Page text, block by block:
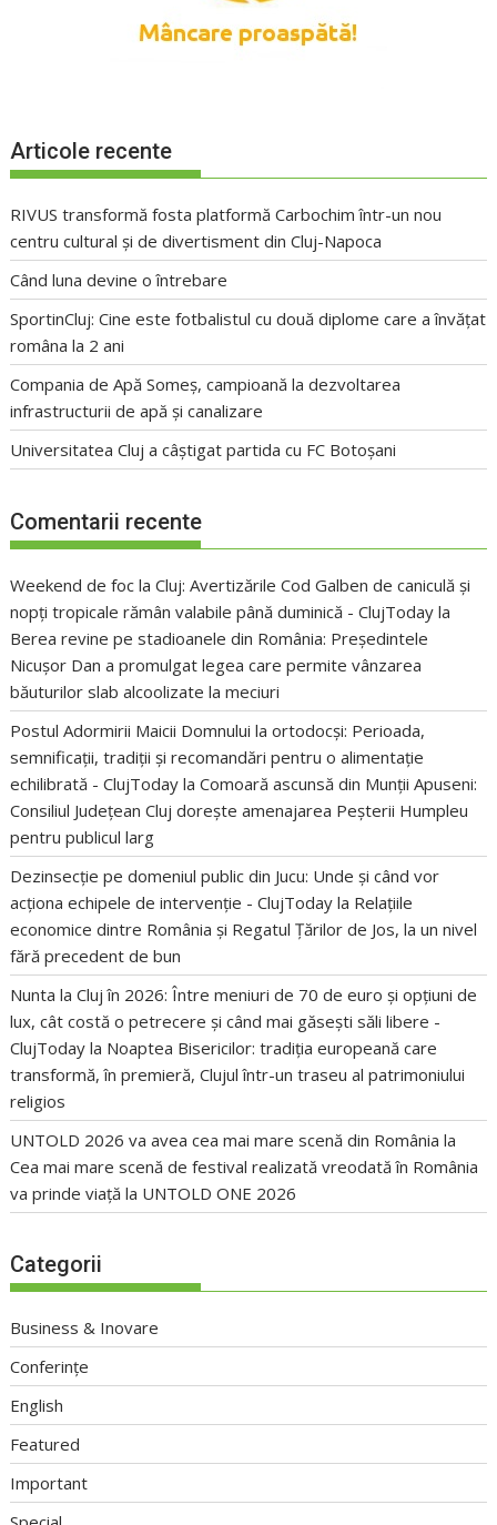
Articole recente
RIVUS transformă fosta platformă Carbochim într-un nou
centru cultural și de divertisment din Cluj-Napoca
Când luna devine o întrebare
SportinCluj: Cine este fotbalistul cu două diplome care a învățat
româna la 2 ani
Compania de Apă Someș, campioană la dezvoltarea
infrastructurii de apă și canalizare
Universitatea Cluj a câștigat partida cu FC Botoșani
Comentarii recente
Weekend de foc la Cluj: Avertizările Cod Galben de caniculă și
nopți tropicale rămân valabile până duminică - ClujToday la
Berea revine pe stadioanele din România: Președintele
Nicușor Dan a promulgat legea care permite vânzarea
băuturilor slab alcoolizate la meciuri
Postul Adormirii Maicii Domnului la ortodocși: Perioada,
semnificații, tradiții și recomandări pentru o alimentație
echilibrată - ClujToday laComoară ascunsă din Munții Apuseni:
Consiliul Județean Cluj dorește amenajarea Peșterii Humpleu
pentru publicul larg
Dezinsecție pe domeniul public din Jucu: Unde și când vor
acționa echipele de intervenție - ClujToday la Relațiile
economice dintre România și Regatul Țărilor de Jos, la un nivel
fără precedent de bun
Nunta la Cluj în 2026: Între meniuri de 70 de euro și opțiuni de
lux, cât costă o petrecere și când mai găsești săli libere -
ClujToday la Noaptea Bisericilor: tradiția europeană care
transformă, în premieră, Clujul într-un traseu al patrimoniului
religios
UNTOLD 2026 va avea cea mai mare scenă din România la
Cea mai mare scenă de festival realizată vreodată în România
va prinde viață la UNTOLD ONE 2026
Categorii
Business & Inovare
Conferințe
English
Featured
Important